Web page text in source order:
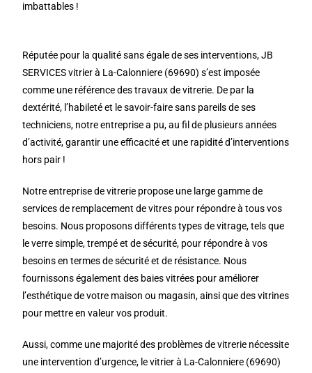
imbattables !
Réputée pour la qualité sans égale de ses interventions, JB
SERVICES vitrier à La-Calonniere (69690) s’est imposée
comme une référence des travaux de vitrerie. De par la
dextérité, l’habileté et le savoir-faire sans pareils de ses
techniciens, notre entreprise a pu, au fil de plusieurs années
d’activité, garantir une efficacité et une rapidité d’interventions
hors pair !
Notre entreprise de vitrerie propose une large gamme de
services de remplacement de vitres pour répondre à tous vos
besoins. Nous proposons différents types de vitrage, tels que
le verre simple, trempé et de sécurité, pour répondre à vos
besoins en termes de sécurité et de résistance. Nous
fournissons également des baies vitrées pour améliorer
l’esthétique de votre maison ou magasin, ainsi que des vitrines
pour mettre en valeur vos produit.
Aussi, comme une majorité des problèmes de vitrerie nécessite
une intervention d’urgence, le vitrier à La-Calonniere (69690)